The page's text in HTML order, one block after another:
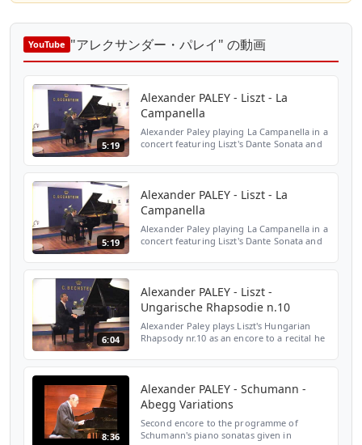
YouTube "アレクサンダー・パレイ" の動画
5:19
Alexander PALEY - Liszt - La
Campanella
Alexander Paley playing La Campanella in a
concert featuring Liszt's Dante Sonata and
5:19
Alexander PALEY - Liszt - La
Campanella
Alexander Paley playing La Campanella in a
concert featuring Liszt's Dante Sonata and
6:04
Alexander PALEY - Liszt -
Ungarische Rhapsodie n.10
Alexander Paley plays Liszt's Hungarian
Rhapsody nr.10 as an encore to a recital he
8:36
Alexander PALEY - Schumann -
Abegg Variations
Second encore to the programme of
Schumann's piano sonatas given in